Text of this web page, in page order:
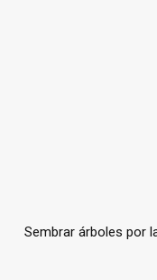
Sembrar árboles por